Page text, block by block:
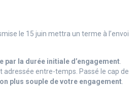
le 15 juin mettra un terme à l’envoi
la durée initiale d’engagement
entre-temps. Passé le cap de
plus souple de votre engagement